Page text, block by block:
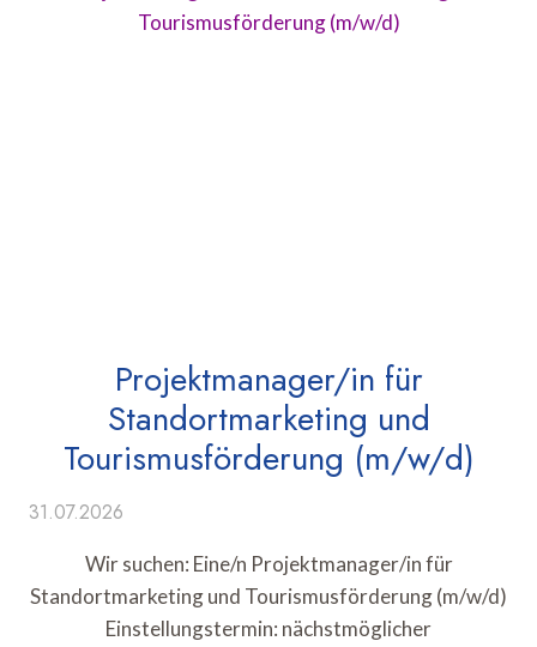
Projektmanager/in für
Standortmarketing und
Tourismusförderung (m/w/d)
31.07.2026
Wir suchen: Eine/n Projektmanager/in für
Standortmarketing und Tourismusförderung (m/w/d)
Einstellungstermin: nächstmöglicher